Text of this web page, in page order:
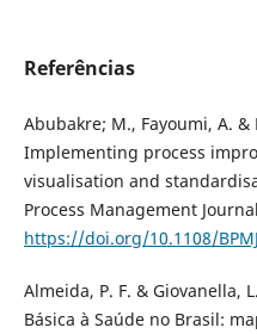
Referências
Abubakre; M., Fayoumi, A.
Implementing process
visualisation and
Process Management
https://doi.org/10.1108/
Almeida, P. F. & Giovanella,
Básica à Saúde no Brasil: